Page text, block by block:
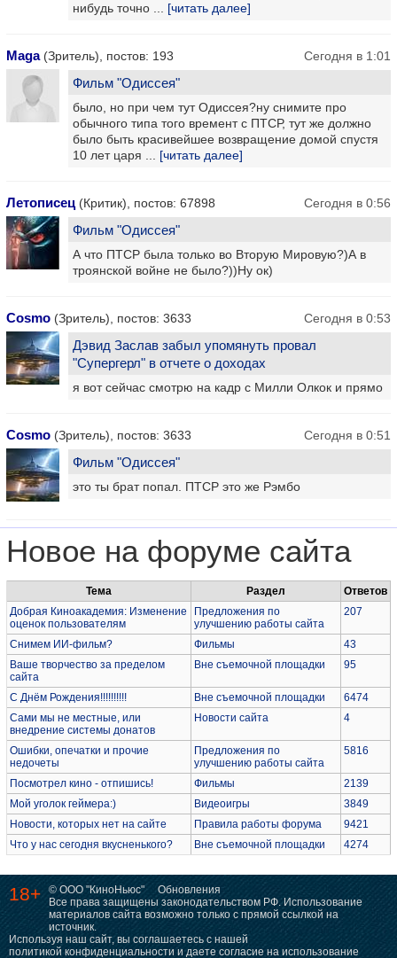
нибудь точно ... [читать далее]
Maga(Зритель), постов: 193 Сегодня в 1:01
Фильм "Одиссея"
было, но при чем тут Одиссея?ну снимите про
обычного типа того времент с ПТСР, тут же должно
было быть красивейшее возвращение домой спустя
10 лет царя ... [читать далее]
Летописец (Критик), постов: 67898 Сегодня в 0:56
Фильм "Одиссея"
А что ПТСР была только во Вторую Мировую?)А в
троянской войне не было?))Ну ок)
Cosmo (Зритель), постов: 3633 Сегодня в 0:53
Дэвид Заслав забыл упомянуть провал
"Супергерл" в отчете о доходах
я вот сейчас смотрю на кадр с Милли Олкок и прямо
Cosmo (Зритель), постов: 3633 Сегодня в 0:51
Фильм "Одиссея"
это ты брат попал. ПТСР это же Рэмбо
Новое на форуме сайта
Тема Раздел
Ответов
Добрая Киноакадемия: Изменение
оценок пользователям
Предложения по
улучшению работы сайта
207
Снимем ИИ-фильм? Фильмы
43
Ваше творчество за пределом
сайта
Вне съемочной площадки 95
С Днём Рождения!!!!!!!!!! Вне съемочной площадки
6474
Сами мы не местные, или
внедрение системы донатов
Новости сайта 4
Ошибки, опечатки и прочие
недочеты
Предложения по
улучшению работы сайта
5816
Посмотрел кино - отпишись! Фильмы
2139
Мой уголок геймера:)
Видеоигры
3849
Новости, которых нет на сайте
Правила работы форума
9421
Что у нас сегодня вкусненького?
Вне съемочной площадки 4274
18+ © ООО "КиноНьюс"
Обновления
Все права защищены законодательством РФ. Использование
материалов сайта возможно только с прямой ссылкой на
источник.
Используя наш сайт, вы соглашаетесь с нашей
политикой конфиденциальности и даете согласие на использование